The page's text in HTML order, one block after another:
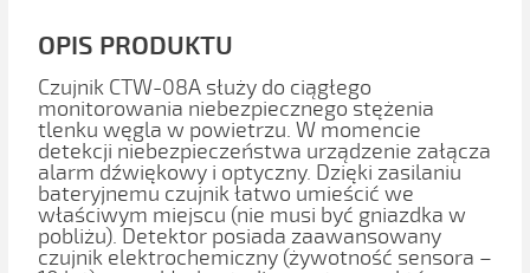
OPIS PRODUKTU
Czujnik CTW-08A służy do ciągłego
monitorowania niebezpiecznego stężenia
tlenku węgla w powietrzu. W momencie
detekcji niebezpieczeństwa urządzenie załącza
alarm dźwiękowy i optyczny. Dzięki zasilaniu
bateryjnemu czujnik łatwo umieścić we
właściwym miejscu (nie musi być gniazdka w
pobliżu). Detektor posiada zaawansowany
czujnik elektrochemiczny (żywotność sensora –